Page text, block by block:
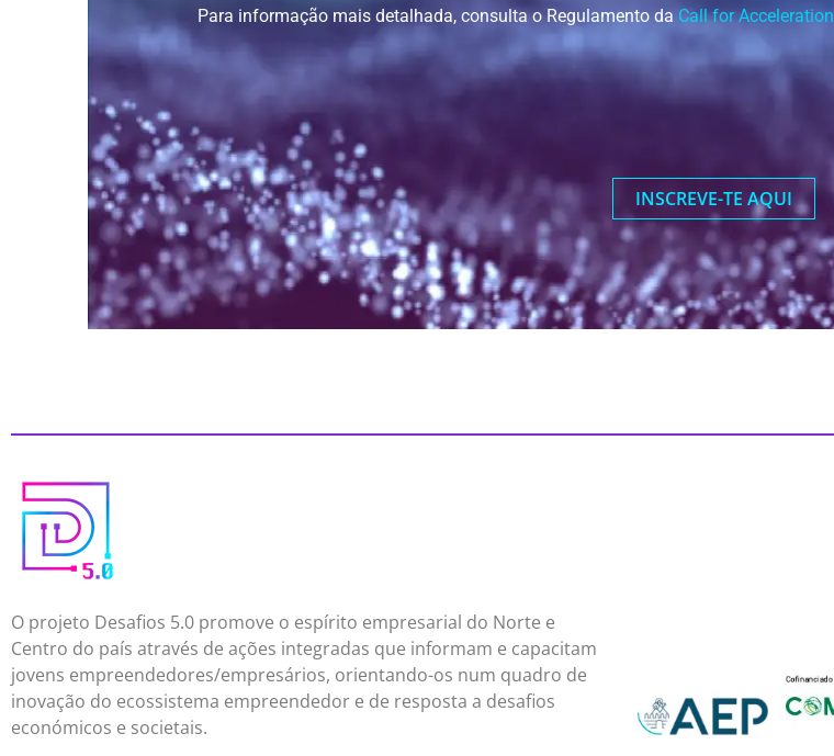
Para informação mais detalhada, consulta o Regulamento da Call for Acceleration
INSCREVE-TE AQUI
O projeto Desafios 5.0 promove o espírito empresarial do Norte e
Centro do país através de ações integradas que informam e capacitam
jovens empreendedores/empresários, orientando-os num quadro de
inovação do ecossistema empreendedor e de resposta a desafios
económicos e societais.